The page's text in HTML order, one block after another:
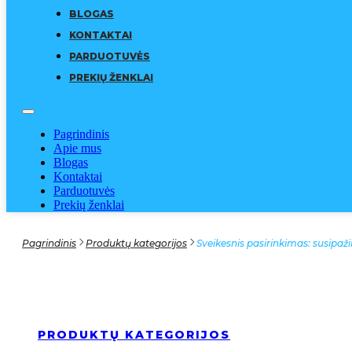
BLOGAS
KONTAKTAI
PARDUOTUVĖS
PREKIŲ ŽENKLAI
Pagrindinis
Apie mus
Blogas
Kontaktai
Parduotuvės
Prekių ženklai
Pagrindinis Produktų kategorijos Sveikesnis pasirinkimas:
PRODUKTŲ KATEGORIJOS